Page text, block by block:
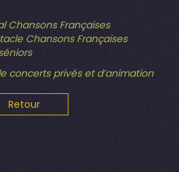
Chansons Françaises
Chansons Françaises
concerts privés et d’animation
Retour